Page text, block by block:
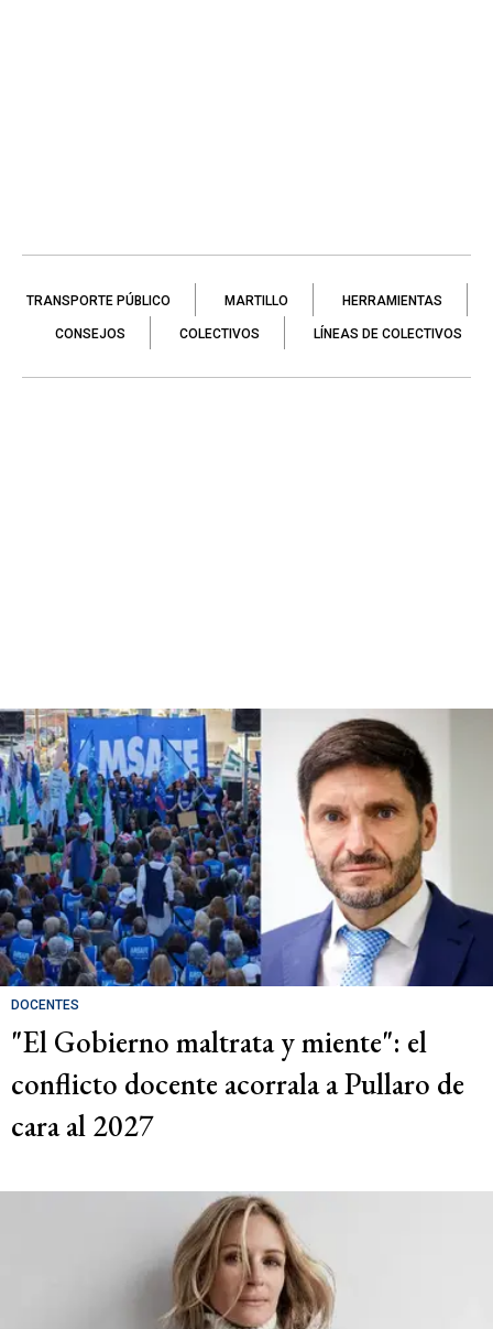
TRANSPORTE PÚBLICO MARTILLO HERRAMIENTAS
CONSEJOS COLECTIVOS LÍNEAS DE COLECTIVOS
DOCENTES
"El Gobierno maltrata y miente": el
conflicto docente acorrala a Pullaro de
cara al 2027